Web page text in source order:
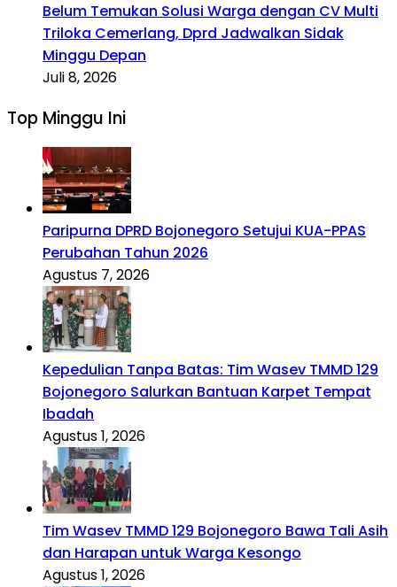
Belum Temukan Solusi Warga dengan CV Multi
Triloka Cemerlang, Dprd Jadwalkan Sidak
Minggu Depan
Juli 8, 2026
Top Minggu Ini
Paripurna DPRD Bojonegoro Setujui KUA-PPAS
Perubahan Tahun 2026
Agustus 7, 2026
Kepedulian Tanpa Batas: Tim Wasev TMMD 129
Bojonegoro Salurkan Bantuan Karpet Tempat
Ibadah
Agustus 1, 2026
Tim Wasev TMMD 129 Bojonegoro Bawa Tali Asih
dan Harapan untuk Warga Kesongo
Agustus 1, 2026